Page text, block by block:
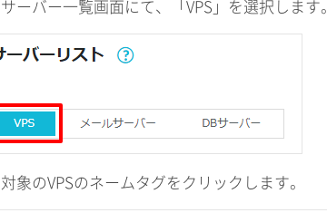
サーバー一覧画面にて、「VPS」を選択します。
対象のVPSのネームタグをクリックします。